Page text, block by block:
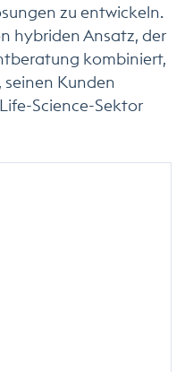
zu entwickeln.
hybriden Ansatz, der
kombiniert,
Kunden
Science-Sektor